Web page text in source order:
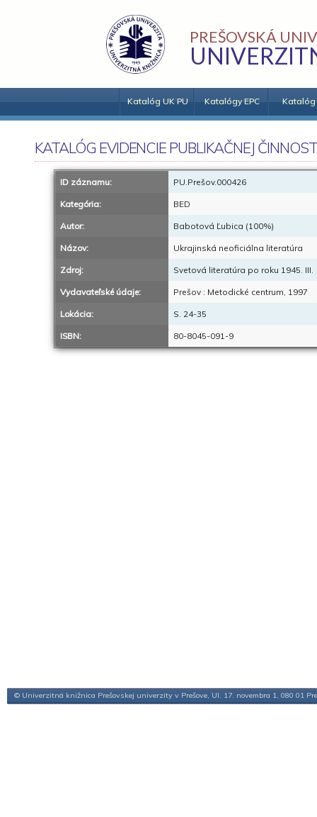
PREŠOVSKÁ
Katalóg UK PU Katalógy EPC Katalóg
KATALÓG EVIDENCIE PUBLIKAČNEJ
ID záznamu: PU.Prešov.000426
Kategória: BED
Autor: Babotová Ľubica (100%)
Názov: Ukrajinská neoficiálna literatúra
Zdroj: Svetová literatúra po roku 1945. III.
Vydavateľské údaje: Prešov : Metodické centrum, 1997
Lokácia: S. 24-35
ISBN: 80-8045-091-9
© Univerzitná knižnica Prešovskej univerzity v Prešove, Ul. 17. novembra 1, 080 01